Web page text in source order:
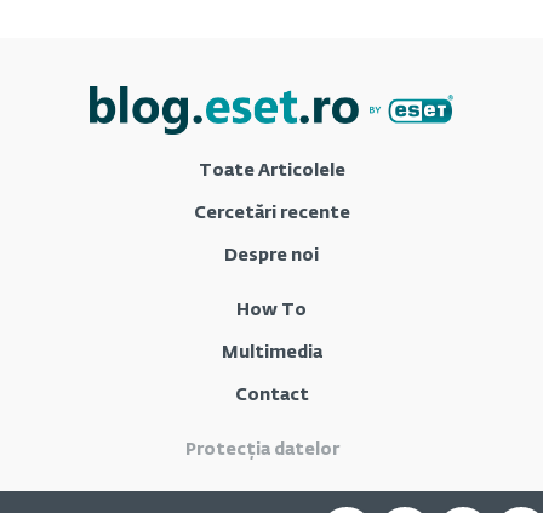
Toate Articolele
Cercetări recente
Despre noi
How To
Multimedia
Contact
Protecția datelor